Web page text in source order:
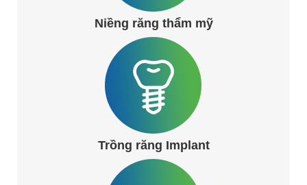
Niềng răng thẩm mỹ
Trồng răng Implant